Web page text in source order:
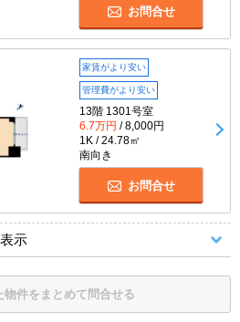
お問合せ
家賃がより安い
管理費がより安い
13階 1301号室
6.7万円 / 8,000円
1K / 24.78㎡
南向き
お問合せ
示
物件をまとめて問合せる